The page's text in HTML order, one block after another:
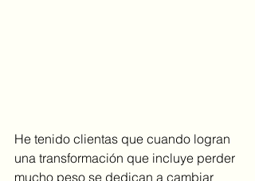
He tenido clientas que cuando logran
una transformación que incluye perder
mucho peso se dedican a cambiar